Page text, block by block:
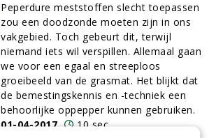
Peperdure meststoffen slecht toepassen
zou een doodzonde moeten zijn in ons
vakgebied. Toch gebeurt dit, terwijl
niemand iets wil verspillen. Allemaal gaan
we voor een egaal en streeploos
groeibeeld van de grasmat. Het blijkt dat
de bemestingskennis en -techniek een
behoorlijke oppepper kunnen gebruiken.
01-04-2017
10 sec